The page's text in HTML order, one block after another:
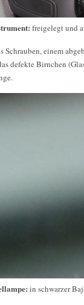
freigelegt und
Schrauben, einem
defekte Birnchen
in schwarzer